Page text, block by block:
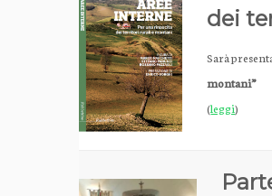
dei
Sarà
montani”
(leggi)